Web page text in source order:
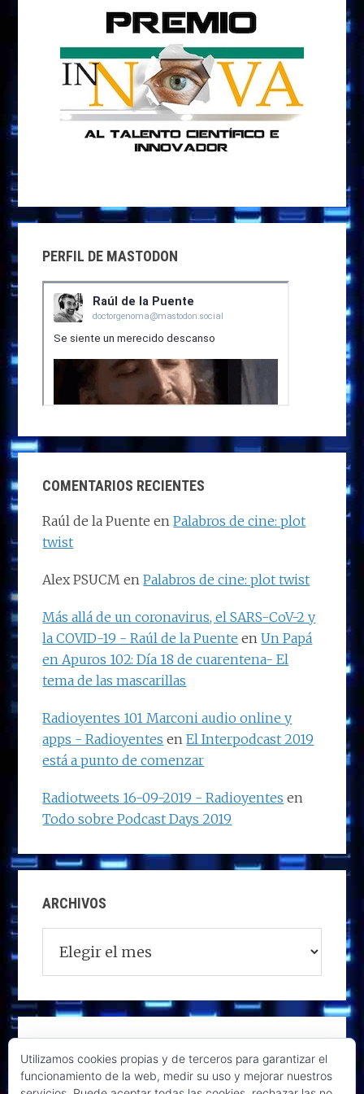
PERFIL DE MASTODON
COMENTARIOS RECIENTES
Raúl de la Puente enPalabros de cine: plot
twist
Alex PSUCM enPalabros de cine: plot twist
Más allá de un coronavirus, el SARS-CoV-2 y
la COVID-19 - Raúl de la Puente enUn Papá
en Apuros 102: Día 18 de cuarentena- El
tema de las mascarillas
Radioyentes 101 Marconi audio online y
apps - Radioyentes enEl Interpodcast 2019
está a punto de comenzar
Radiotweets 16-09-2019 - Radioyentes en
Todo sobre Podcast Days 2019
ARCHIVOS
Utilizamos cookies propias y de terceros para garantizar el
funcionamiento de la web, medir su uso y mejorar nuestros